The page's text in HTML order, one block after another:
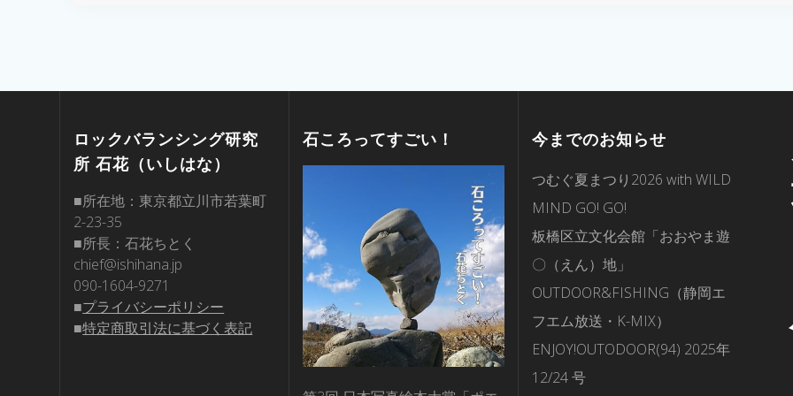
ロックバランシング研究
所 石花（いしはな）
■所在地：東京都立川市若葉町
2-23-35
■所長：石花ちとく
chief@ishihana.jp
090-1604-9271
■プライバシーポリシー
■特定商取引法に基づく表記
石ころってすごい！ 今までのお知らせ
つむぐ夏まつり2026 with WILD
MIND GO! GO!
板橋区立文化会館「おおやま遊
〇（えん）地」
OUTDOOR&FISHING（静岡エ
フエム放送・K-MIX）
ENJOY!OUTODOOR(94) 2025年
12/24 号